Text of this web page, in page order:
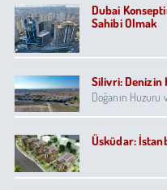
Dubai
Sahibi Olmak
Silivri: Denizin
Doğanın Huzuru
Üsküdar: